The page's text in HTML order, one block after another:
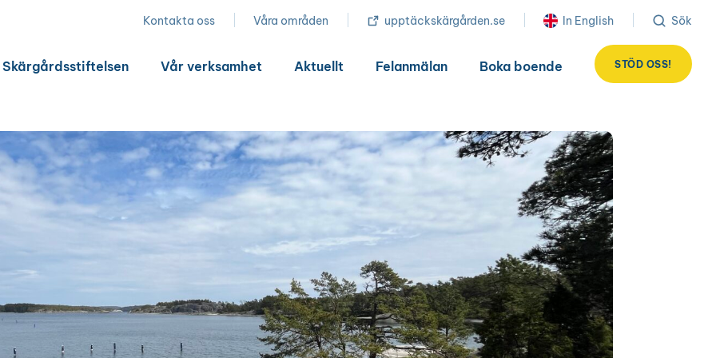
Kontakta oss Våra områden upptäckskärgården.se In English Sök
Skärgårdsstiftelsen Vår verksamhet Aktuellt Felanmälan Boka boende STÖD OSS!